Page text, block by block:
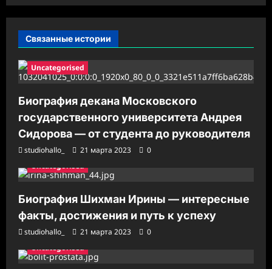
с
и
Связанные истории
Uncategorised
Биография декана Московского
государственного университета Андрея
Сидорова — от студента до руководителя
studiohallo_ 21 марта 2023
0
Uncategorised
Биография Шихман Ирины — интересные
факты, достижения и путь к успеху
studiohallo_ 21 марта 2023
0
Uncategorised